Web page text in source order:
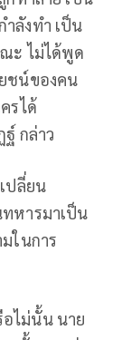
ลังทำ เป็น
ณะ ไม่ได้พูด
ยชน์ของคน
รได้
กล่าว
ปลี่ยน
หารมาเป็น
ในการ
ไม่นั้น นาย